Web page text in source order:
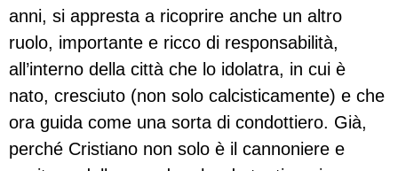
anni, si appresta a ricoprire anche un altro
ruolo, importante e ricco di responsabilità,
all’interno della città che lo idolatra, in cui è
nato, cresciuto (non solo calcisticamente) e che
ora guida come una sorta di condottiero. Già,
perché Cristiano non solo è il cannoniere e